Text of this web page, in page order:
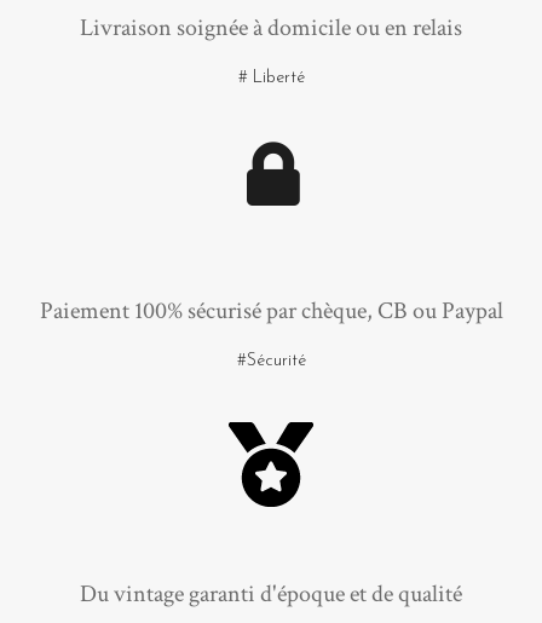
Livraison soignée à domicile ou en relais
# Liberté
Paiement 100% sécurisé par chèque, CB ou Paypal
#Sécurité
Du vintage garanti d'époque et de qualité